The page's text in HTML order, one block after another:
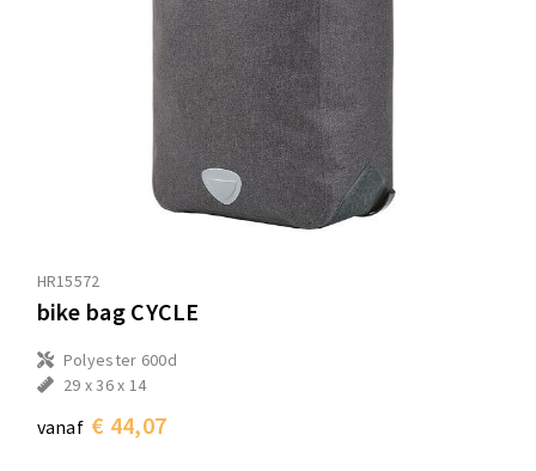
HR15572
bike bag CYCLE
Polyester 600d
29 x 36 x 14
vanaf € 44,07